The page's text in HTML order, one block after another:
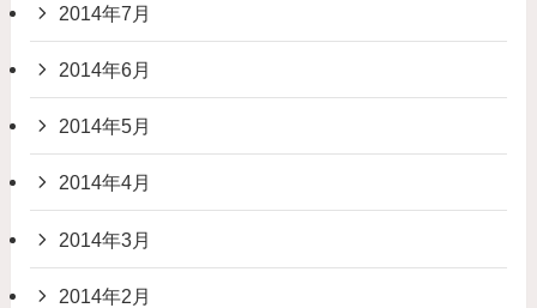
2014年7月
2014年6月
2014年5月
2014年4月
2014年3月
2014年2月